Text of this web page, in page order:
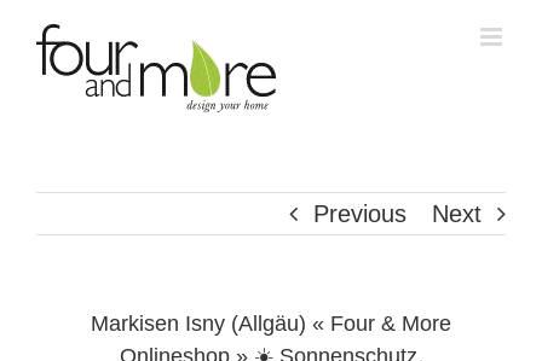
Previous Next
Markisen Isny (Allgäu) « Four & More
Onlineshop » ☀️ Sonnenschutz,